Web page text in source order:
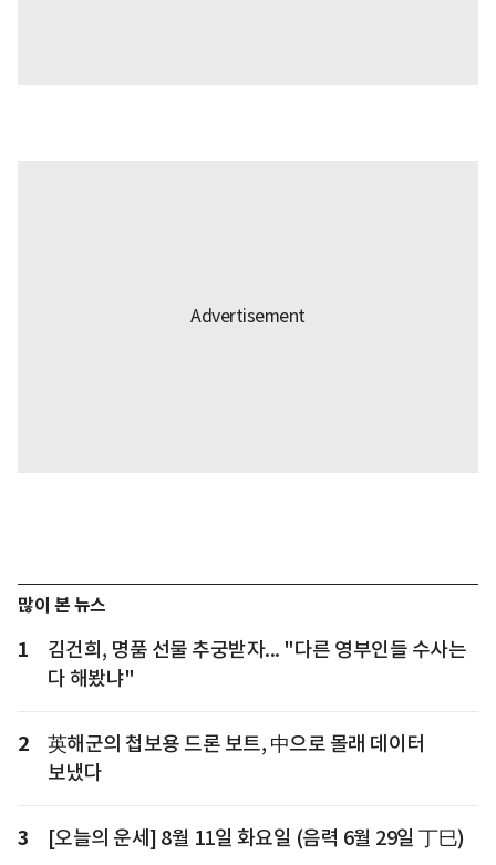
많이 본 뉴스
1
김건희, 명품 선물 추궁받자... "다른 영부인들 수사는
다 해봤냐"
2
英해군의 첩보용 드론 보트, 中으로 몰래 데이터
보냈다
3 [오늘의 운세] 8월 11일 화요일 (음력 6월 29일 丁巳)